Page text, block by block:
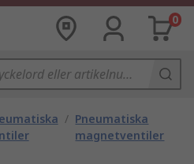
0
/ Pneumatiska
magnetventiler